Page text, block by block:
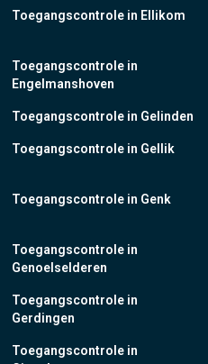
Toegangscontrole in Ellikom
Toegangscontrole in
Engelmanshoven
Toegangscontrole in Gelinden
Toegangscontrole in Gellik
Toegangscontrole in Genk
Toegangscontrole in
Genoelselderen
Toegangscontrole in
Gerdingen
Toegangscontrole in